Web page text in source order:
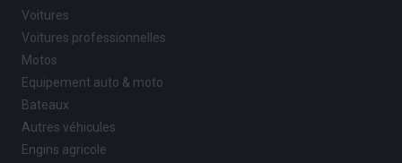
Voitures
Voitures professionnelles
Motos
Equipement auto & moto
Bateaux
Autres véhicules
Engins agricole